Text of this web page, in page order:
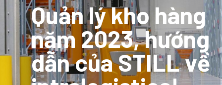
Quản lý kho hàng
năm 2023, hướng
dẫn của STILL về